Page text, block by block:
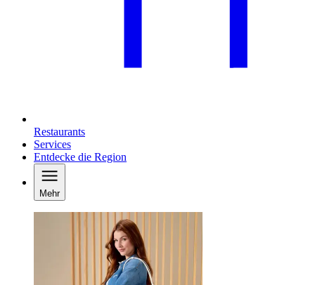
Restaurants
Services
Entdecke die Region
Mehr